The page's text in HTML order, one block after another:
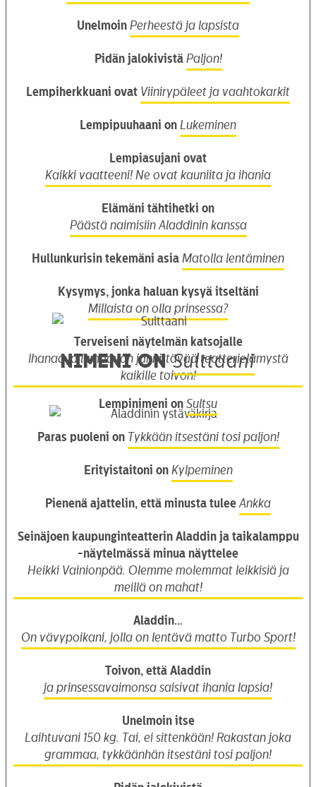
Unelmoin Perheestä ja lapsista
Pidän jalokivistä Paljon!
Lempiherkkuani ovat Viinirypäleet ja vaahtokarkit
Lempipuuhaani on Lukeminen
Lempiasujani ovat
Kaikki vaatteeni! Ne ovat kauniita ja ihania
Elämäni tähtihetki on
Päästä naimisiin Aladdinin kanssa
Hullunkurisin tekemäni asia Matolla lentäminen
Kysymys, jonka haluan kysyä itseltäni
Millaista on olla prinsessa?
Terveiseni näytelmän katsojalle
Ihanaa ja lumoavan jännittävää teatterielämystä
kaikille toivon!
Nimeni onSulttaani
Lempinimeni on Sultsu
Paras puoleni on Tykkään itsestäni tosi paljon!
Erityistaitoni on Kylpeminen
Pienenä ajattelin, että minusta tulee Ankka
Seinäjoen kaupunginteatterin Aladdin ja taikalamppu
-näytelmässä minua näyttelee
Heikki Vainionpää. Olemme molemmat leikkisiä ja
meillä on mahat!
Aladdin…
On vävypoikani, jolla on lentävä matto Turbo Sport!
Toivon, että Aladdin
ja prinsessavaimonsa saisivat ihania lapsia!
Unelmoin itse
Laihtuvani 150 kg. Tai, ei sittenkään! Rakastan joka
grammaa, tykkäänhän itsestäni tosi paljon!